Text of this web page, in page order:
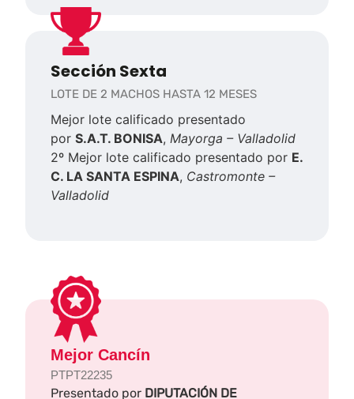
Sección Sexta
LOTE DE 2 MACHOS HASTA 12 MESES
Mejor lote calificado presentado
por S.A.T. BONISA, Mayorga – Valladolid
2º Mejor lote calificado presentado por E.
C. LA SANTA ESPINA, Castromonte –
Valladolid
Mejor Cancín
PTPT22235
Presentado por DIPUTACIÓN DE